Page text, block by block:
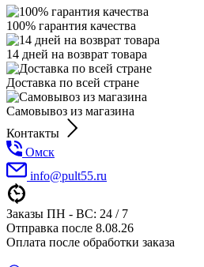
100% гарантия качества
14 дней на возврат товара
Доставка по всей стране
Самовывоз из магазина
Контакты
Омск
info@pult55.ru
Заказы ПН - ВС: 24 / 7
Отправка после 8.08.26
Оплата после обработки заказа